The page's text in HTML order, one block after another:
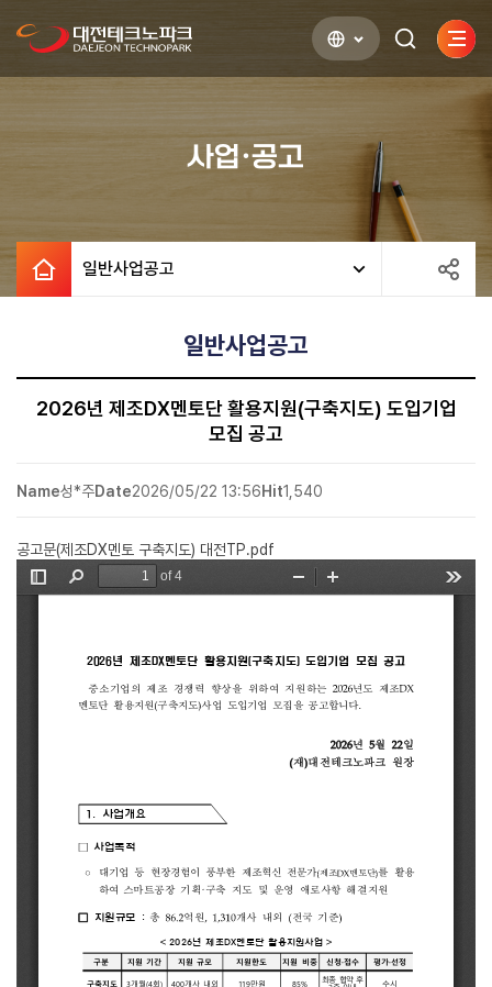
검색하기사이
열기
사업·공고
일반사업공고
일반사업공고
2026년 제조DX멘토단 활용지원(구축지도) 도입기업
모집 공고
Name성*주Date2026/05/22 13:56Hit1,540
공고문(제조DX멘토 구축지도) 대전TP.pdf